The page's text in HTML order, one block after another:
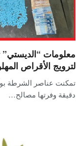
معلومات
لترويج الأقراص
تمكنت عناصر الشرطة
دقيقة وفرتها مصالح…